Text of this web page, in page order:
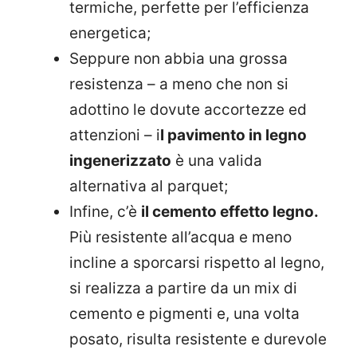
termiche, perfette per l’efficienza
energetica;
Seppure non abbia una grossa
resistenza – a meno che non si
adottino le dovute accortezze ed
attenzioni – il pavimento in legno
ingenerizzato è una valida
alternativa al parquet;
Infine, c’è il cemento effetto legno.
Più resistente all’acqua e meno
incline a sporcarsi rispetto al legno,
si realizza a partire da un mix di
cemento e pigmenti e, una volta
posato, risulta resistente e durevole